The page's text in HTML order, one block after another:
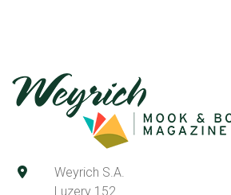
Weyrich S.A.
Luzery 152